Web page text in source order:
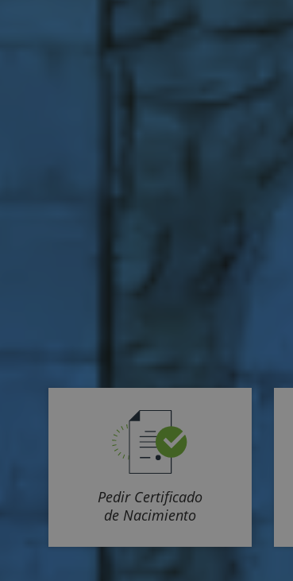
Pedir Certificado
de Nacimiento